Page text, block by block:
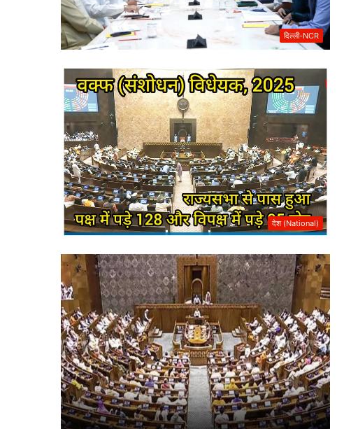
दिल्ली-NCR
देश (National)